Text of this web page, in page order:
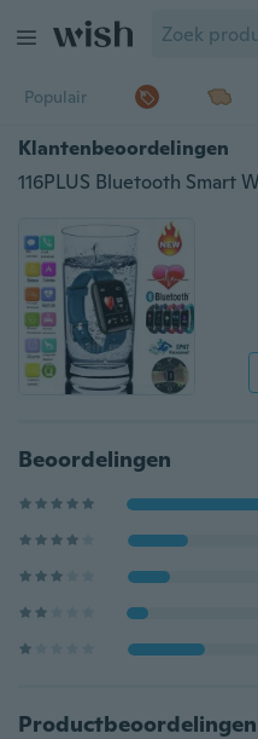
Populair
Klantenbeoordelingen
Beoordelingen
Productbeoordelingen